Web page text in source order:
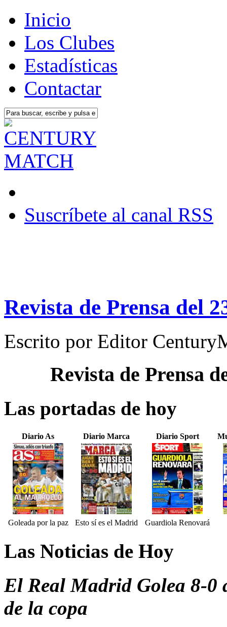
Inicio
Los Clubes
Estadísticas
Contactar
Suscríbete al canal RSS
Revista de Prensa del
Escrito por Editor
Revista de Prensa
Las portadas de hoy
Diario As Diario Marca Diario Sport
Goleada por la paz Esto sí es el Madrid Guardiola Renovará
Las Noticias de Hoy
El Real Madrid Golea 8-0
de la copa